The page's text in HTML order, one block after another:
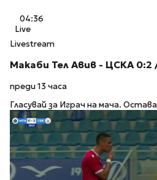
04:36
Live
Livestream
Макаби Тел Авив - ЦСКА 0:2
преди 13 часа
Гласувай за Играч на мача.